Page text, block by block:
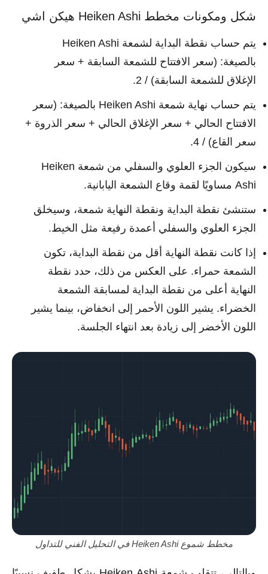
شكل ومكونات مخطط Heiken Ashi هيكن اشي
يتم حساب نقطة البداية لشمعة Heiken Ashi
بالصيغة: (سعر الافتتاح للشمعة السابقة + سعر
الإغلاق للشمعة السابقة) / 2.
يتم حساب نهاية شمعة Heiken Ashi بالصيغة: (سعر
الافتتاح الحالي + سعر الإغلاق الحالي + سعر الذروة +
سعر القاع) / 4.
سيكون الجزء العلوي والسفلي من شمعة Heiken
Ashi مساويًا لقمة وقاع الشمعة اليابانية.
ستنشئ نقطة البداية ونقطة النهاية شمعة، وسيخلق
الجزء العلوي والسفلي أعمدة رفيعة مثل الخيط.
إذا كانت نقطة النهاية أقل من نقطة البداية، تكون
الشمعة حمراء. على العكس من ذلك، حدد نقطة
النهاية أعلى من نقطة البداية لمسابقة الشمعة
الخضراء. يشير اللون الأحمر إلى انخفاض، بينما يشير
اللون الأخضر إلى زيادة بعد انتهاء الجلسة.
مخطط شموع Heiken Ashi في التحليل الفني للتداول